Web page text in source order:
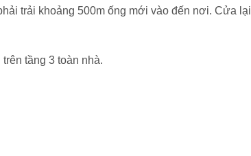
trải khoảng 500m ống mới vào đến nơi. Cửa lại
tầng 3 toàn nhà.